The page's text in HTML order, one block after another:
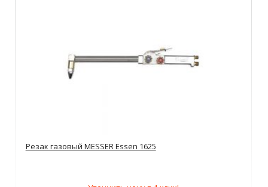
Резак газовый MESSER Essen 1625